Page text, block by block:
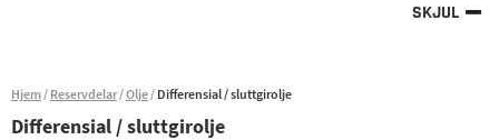
SKJUL
Hjem Reservdelar Olje Differensial / sluttgirolje
Differensial / sluttgirolje